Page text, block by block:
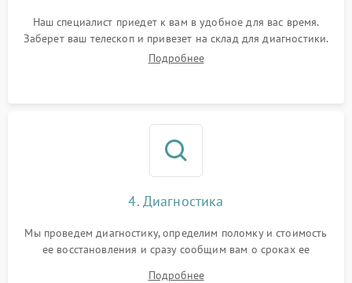
Наш специалист приедет к вам в удобное для вас время.
Заберет ваш телескоп и привезет на склад для диагностики.
Подробнее
4. Диагностика
Мы проведем диагностику, определим поломку и стоимость
ее восстановления и сразу сообщим вам о сроках ее
Подробнее